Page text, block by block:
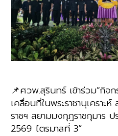
📌ศวพ.สุรินทร์ เข้าร่วม“กิจ
เคลื่อนที่ในพระราชานุเคราะ
ราชฯ สยามมงกุฎราชกุมาร
2569 ไตรมาสที่ 3”